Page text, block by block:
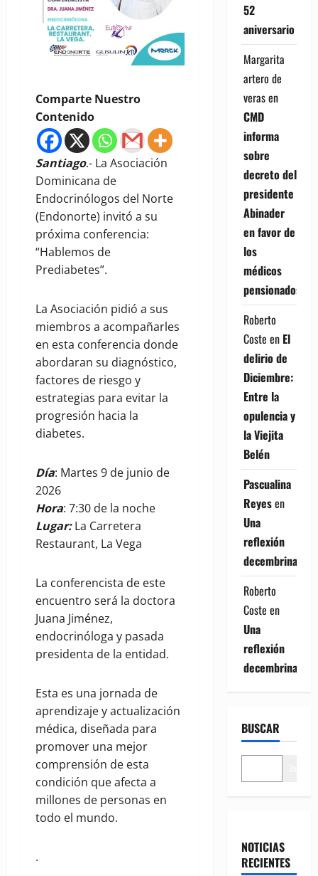
Comparte Nuestro
Contenido
Santiago.- La Asociación
Dominicana de
Endocrinólogos del Norte
(Endonorte) invitó a su
próxima conferencia:
“Hablemos de
Prediabetes”.
La Asociación pidió a sus
miembros a acompañarles
en esta conferencia donde
abordaran su diagnóstico,
factores de riesgo y
estrategias para evitar la
progresión hacia la
diabetes.
Día: Martes 9 de junio de
2026
Hora: 7:30 de la noche
Lugar:La Carretera
Restaurant, La Vega
La conferencista de este
encuentro será la doctora
Juana Jiménez,
endocrinóloga y pasada
presidenta de la entidad.
Esta es una jornada de
aprendizaje y actualización
médica, diseñada para
promover una mejor
comprensión de esta
condición que afecta a
millones de personas en
todo el mundo.
.
52
aniversario
Margarita
artero de
verasen
CMD
informa
sobre
decreto del
presidente
Abinader
en favor de
los
médicos
pensionados
Roberto
Coste en El
delirio de
Diciembre:
Entre la
opulencia y
la Viejita
Belén
Pascualina
Reyesen
Una
reflexión
decembrina
Roberto
Coste en
Una
reflexión
decembrina
BUSCAR
NOTICIAS
RECIENTES